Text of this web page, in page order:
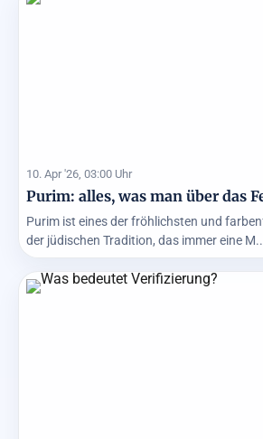
10. Apr '26, 03:00 Uhr
Purim: alles, was man über das
Purim ist eines der fröhlichsten und
der jüdischen Tradition, das immer eine